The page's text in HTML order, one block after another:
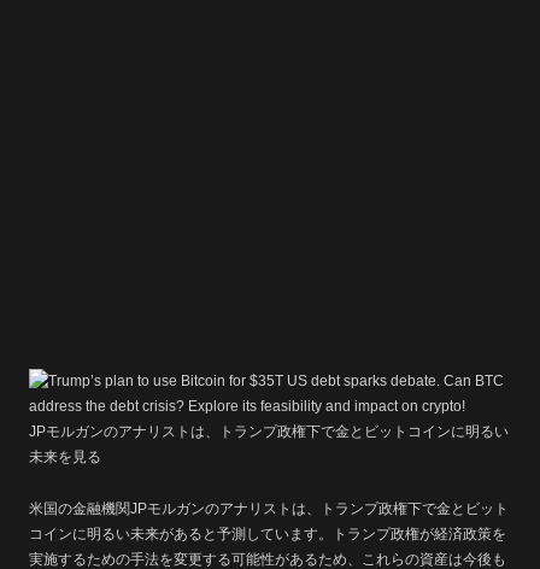
JPモルガンのアナリストは、トランプ政権下で金とビットコインに明るい
未来を見る
米国の金融機関JPモルガンのアナリストは、トランプ政権下で金とビット
コインに明るい未来があると予測しています。トランプ政権が経済政策を
実施するための手法を変更する可能性があるため、これらの資産は今後も